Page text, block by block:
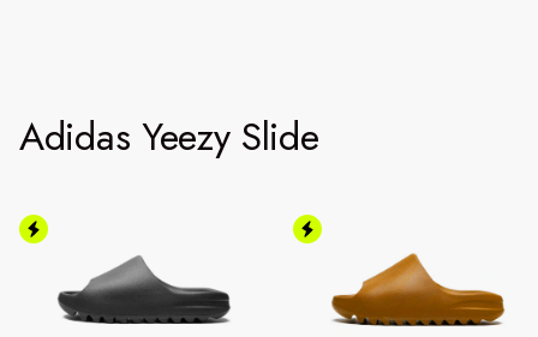
Adidas Yeezy Slide